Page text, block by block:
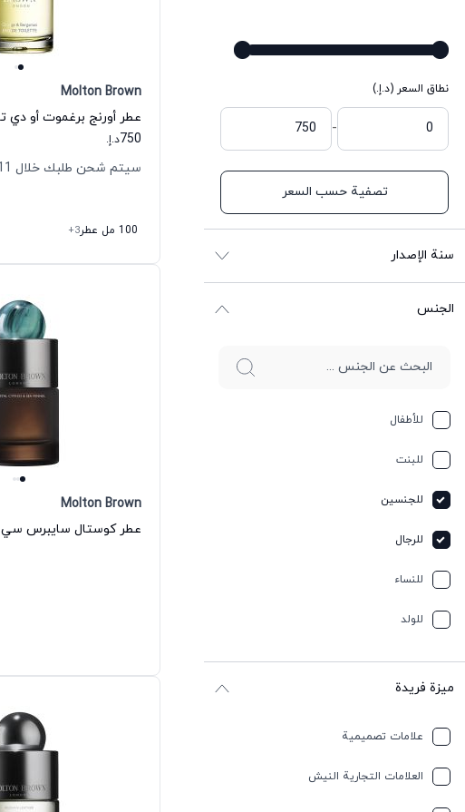
نطاق السعر (د.إ.)
-
تصفية حسب السعر
سنة الإصدار
الجنس
للأطفال
للبنت
للجنسين
للرجال
للنساء
للولد
ميزة فريدة
علامات تصميمية
العلامات التجارية النيش
Molton Brown
750د.إ.
سيتم شحن طلبك خلال 11 يوم عمل
100 مل عطر +3
Molton Brown